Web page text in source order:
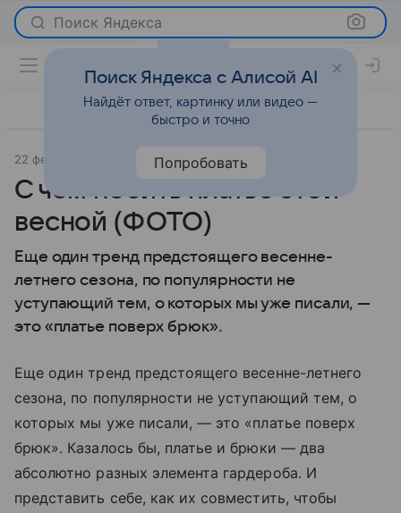
Поиск Яндекса
22 февраля 2011
С чем носить платье этой
весной (ФОТО)
Еще один тренд предстоящего весенне-
летнего сезона, по популярности не
уступающий тем, о которых мы уже писали, —
это «платье поверх брюк».
Еще один тренд предстоящего весенне-летнего
сезона, по популярности не уступающий тем, о
которых мы уже писали, — это «платье поверх
брюк». Казалось бы, платье и брюки — два
абсолютно разных элемента гардероба. И
представить себе, как их совместить, чтобы
Поиск Яндекса с Алисой AI
Найдёт ответ, картинку или видео —
быстро и точно
Попробовать